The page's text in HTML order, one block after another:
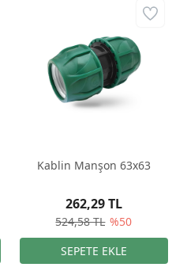
Kablin Manşon 63x63
524,58 TL %50
262,29 TL